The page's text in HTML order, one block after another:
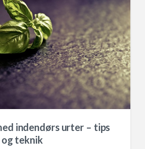
indendørs urter – tips
og teknik